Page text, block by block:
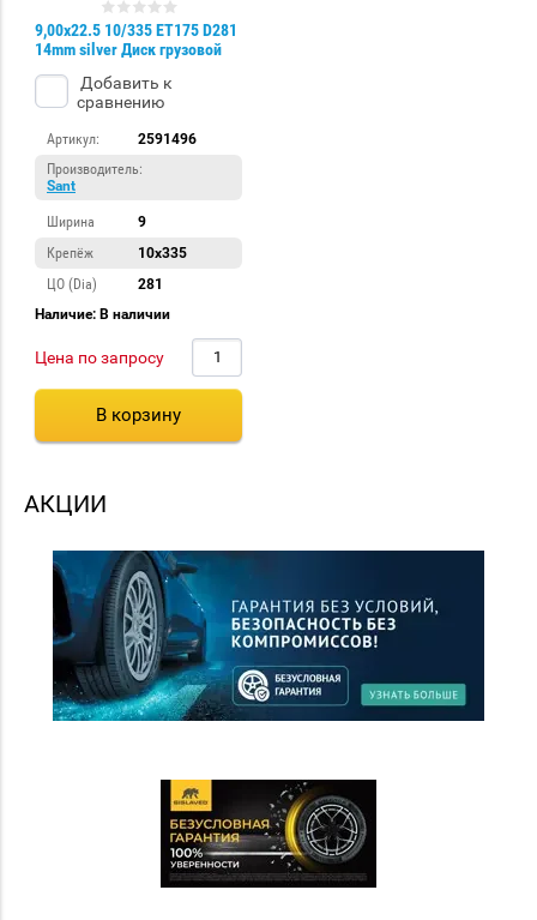
9,00х22.5 10/335 ET175 D281
14mm silver Диск грузовой
Добавить к
сравнению
Артикул:
2591496
Производитель:
Sant
Ширина
9
Крепёж
10x335
ЦО (Dia)
281
Наличие: В наличии
Цена по запросу
В корзину
АКЦИИ